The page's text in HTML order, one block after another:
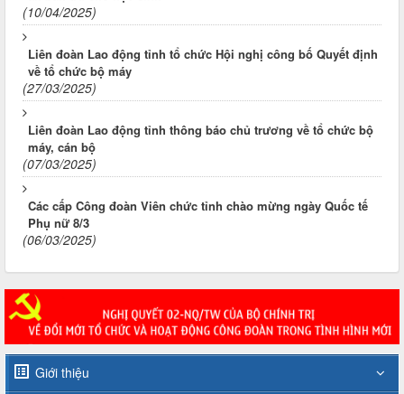
(10/04/2025)
Liên đoàn Lao động tỉnh tổ chức Hội nghị công bố Quyết định
về tổ chức bộ máy
(27/03/2025)
Liên đoàn Lao động tỉnh thông báo chủ trương về tổ chức bộ
máy, cán bộ
(07/03/2025)
Các cấp Công đoàn Viên chức tỉnh chào mừng ngày Quốc tế
Phụ nữ 8/3
(06/03/2025)
Giới thiệu